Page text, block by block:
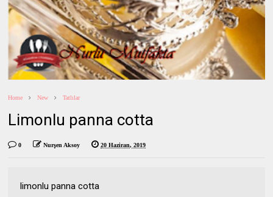
Home New Tatlılar
Limonlu panna cotta
0 Nurşen Aksoy 20 Haziran, 2019
limonlu panna cotta